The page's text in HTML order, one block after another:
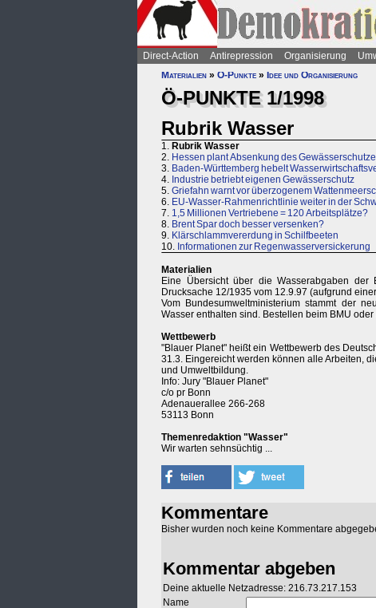
Direct-Action Antirepression Organisierung
Materialien » Ö-Punkte » Idee und Organisierung
Ö-PUNKTE 1/1998
Rubrik Wasser
1. Rubrik Wasser
2. Hessen plant Absenkung des
3. Baden-Württemberg hebelt
4. Industrie betriebt eigenen Gewässerschutz
5. Griefahn warnt vor überzogenem
6. EU-Wasser-Rahmenrichtlinie weiter in der
7. 1,5 Millionen Vertriebene = 120 Arbeitsplätze?
8. Brent Spar doch besser versenken?
9. Klärschlammvererdung in Schilfbeeten
10. Informationen zur Regenwasserversickerung
Materialien
Eine Übersicht über die Wasserabgaben der
Drucksache 12/1935 vom 12.9.97 (aufgrund
Vom Bundesumweltministerium stammt der
Wasser enthalten sind. Bestellen beim BMU oder
Wettbewerb
"Blauer Planet" heißt ein Wettbewerb des
31.3. Eingereicht werden können alle Arbeiten,
und Umweltbildung.
Info: Jury "Blauer Planet"
c/o pr Bonn
Adenauerallee 266-268
53113 Bonn
Themenredaktion "Wasser"
Wir warten sehnsüchtig ...
Kommentare
Bisher wurden noch keine Kommentare
Kommentar abgeben
Deine aktuelle Netzadresse: 216.73.217.153
Name